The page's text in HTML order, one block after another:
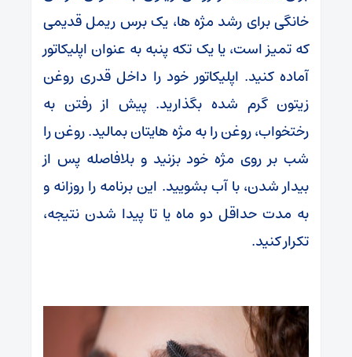
خانگی برای رشد مژه ها، یک برس ریمل قدیمی
که تمیز است، یا یک تکه پنبه به عنوان اپلیکاتور
آماده کنید. اپلیکاتور خود را داخل قدری روغن
زیتون گرم شده بگذارید. پیش از رفتن به
رختخواب، روغن را به مژه هایتان بمالید. روغن را
شب بر روی مژه خود بزنید و بلافاصله پس از
بیدار شدن، با آب بشویید. این برنامه را روزانه و
به مدت حداقل دو ماه یا تا پیدا شدن نتیجه،
تکرار کنید.